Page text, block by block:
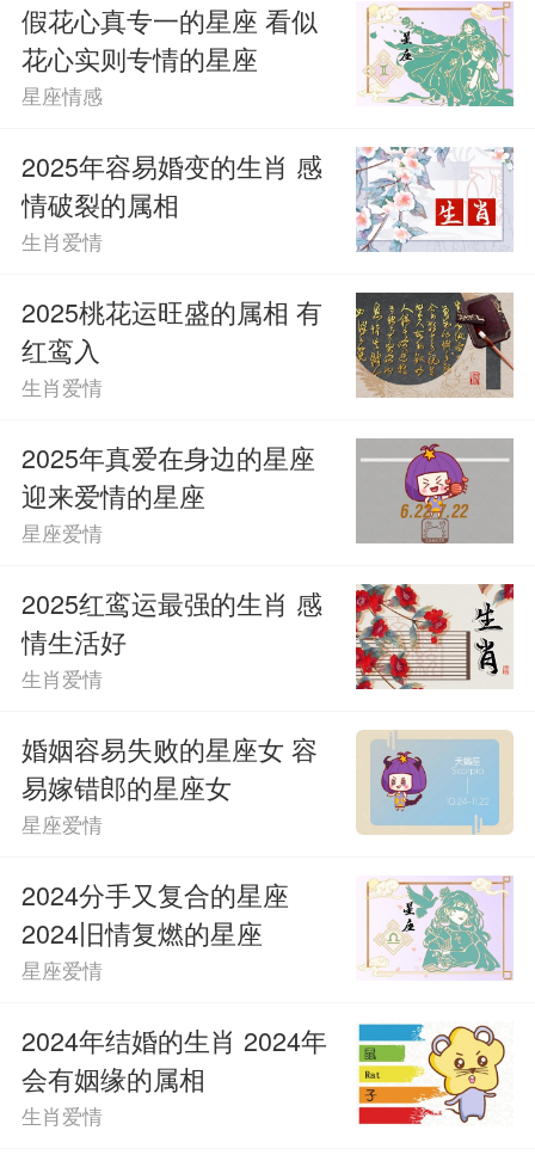
假花心真专一的星座 看似
花心实则专情的星座
星座情感
2025年容易婚变的生肖 感
情破裂的属相
生肖爱情
2025桃花运旺盛的属相 有
红鸾入
生肖爱情
2025年真爱在身边的星座
迎来爱情的星座
星座爱情
2025红鸾运最强的生肖 感
情生活好
生肖爱情
婚姻容易失败的星座女 容
易嫁错郎的星座女
星座爱情
2024分手又复合的星座
2024旧情复燃的星座
星座爱情
2024年结婚的生肖 2024年
会有姻缘的属相
生肖爱情